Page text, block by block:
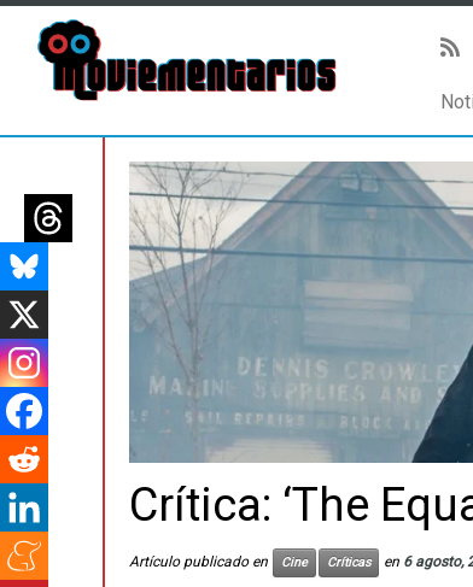
contenido
Crítica: ‘The
Artículo publicado en Cine Críticas en 6 agosto,